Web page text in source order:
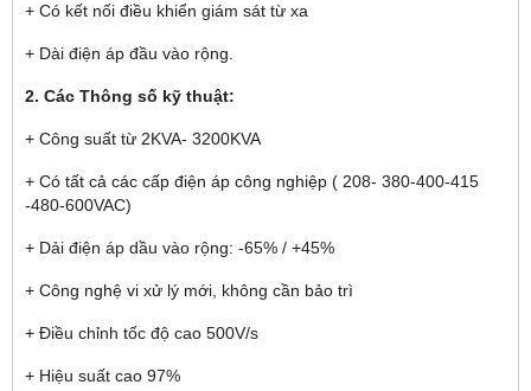
+ Có kết nối điều khiển giám sát từ xa
+ Dài điện áp đầu vào rộng.
2. Các Thông số kỹ thuật:
+ Công suất từ 2KVA- 3200KVA
+ Có tất cả các cấp điện áp công nghiệp ( 208- 380-400-415
-480-600VAC)
+ Dải điện áp dầu vào rộng: -65% / +45%
+ Công nghệ vi xử lý mới, không cần bảo trì
+ Điều chỉnh tốc độ cao 500V/s
+ Hiệu suất cao 97%